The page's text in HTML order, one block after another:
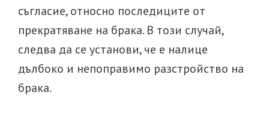
съгласие, относно последиците от
прекратяване на брака. В този случай,
следва да се установи, че е налице
дълбоко и непоправимо разстройство на
брака.